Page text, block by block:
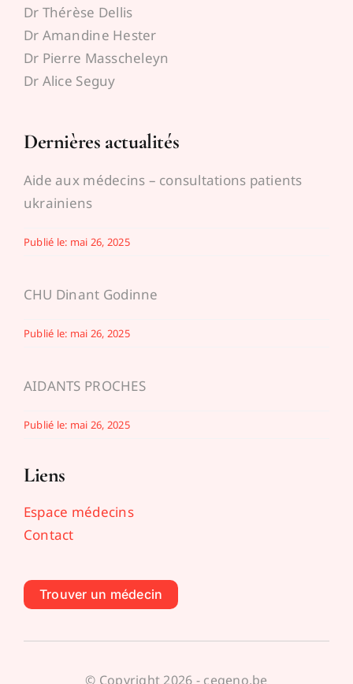
Espace médecins
Dr Thérèse Dellis
Dr Amandine Hester
Dr Pierre Masscheleyn
Dr Alice Seguy
Dernières actualités
Aide aux médecins – consultations patients
ukrainiens
Publié le: mai 26, 2025
CHU Dinant Godinne
Publié le: mai 26, 2025
AIDANTS PROCHES
Publié le: mai 26, 2025
Liens
Espace médecins
Contact
Trouver un médecin
© Copyright 2026 - cegeno.be